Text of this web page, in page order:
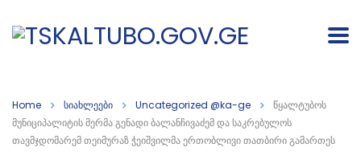
Home სიახლეები Uncategorized @ka-ge
წყალტუბოს
მუნიციპალიტის მერმა გენადი ბალანჩივაძემ და საკრებულოს
თავმჯდომარემ თეიმურაზ ჭეიშვილმა ერთობლივი თათბირი გამართეს